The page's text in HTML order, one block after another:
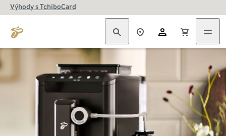
Výhody s TchiboCard